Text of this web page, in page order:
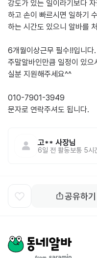
강도가 있는 일이라기보다
하고 손이 빠르시면 일하기
하는 시간도 있으니 알바를
6개월이상근무 필수!!입니다.
주말알바인만큼 일정이 있
실분 지원해주세요^^
010-7901-3949
문자로 연락주셔도 됩니다.
고** 사장님
6일 전 활동 보통 5시
공유하기